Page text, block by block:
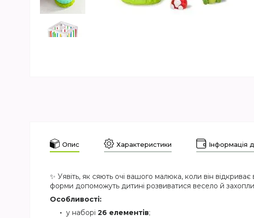
Опис Характеристики Інформація
✨ Уявіть, як сяють очі вашого малюка, коли він
форми допоможуть дитині розвиватися весело й
Особливості:
у наборі 26 елементів;